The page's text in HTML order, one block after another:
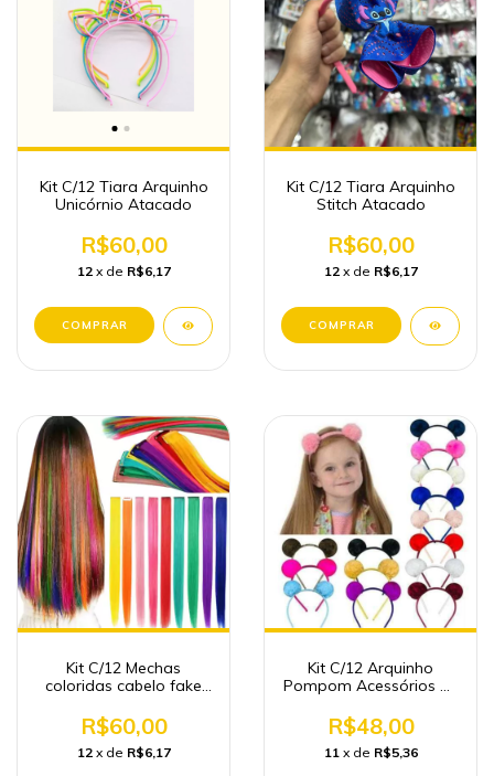
Kit C/12 Tiara Arquinho
Unicórnio Atacado
R$60,00
12 x de R$6,17
Kit C/12 Tiara Arquinho
Stitch Atacado
R$60,00
12 x de R$6,17
Kit C/12 Mechas
coloridas cabelo fake
R$60,00
12 x de R$6,17
Kit C/12 Arquinho
Pompom Acessórios de
R$48,00
11 x de R$5,36